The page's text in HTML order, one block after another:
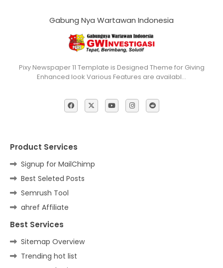
Gabung Nya Wartawan Indonesia
Pixy Newspaper 11 Template is Designed Theme for Giving
Enhanced look Various Features are availabl…
Product Services
Signup for MailChimp
Best Seleted Posts
Semrush Tool
ahref Affiliate
Best Services
Sitemap Overview
Trending hot list